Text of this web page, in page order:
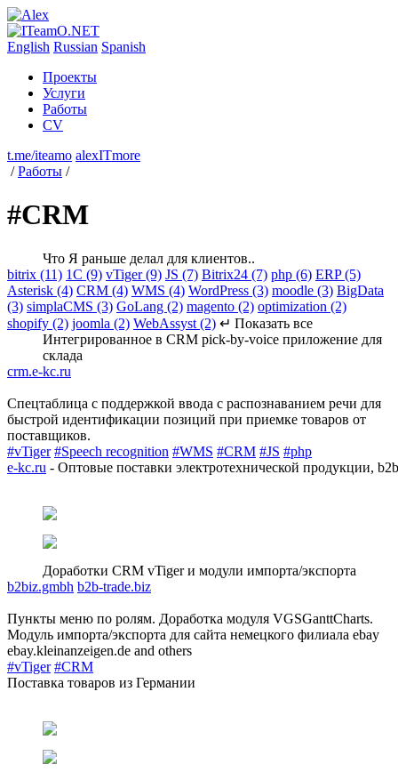
English Russian Spanish
Проекты
Услуги
Работы
CV
t.me/iteamo alexITmore
/ Работы /
#CRM
Что Я раньше делал для клиентов..
bitrix (11) 1C (9) vTiger (9) JS (7) Bitrix24 (7) php (6) ERP (5)
Asterisk (4) CRM (4) WMS (4) WordPress (3) moodle (3) BigData
(3) simplaCMS (3) GoLang (2) magento (2) optimization (2)
shopify (2) joomla (2) WebAssyst (2) ↵ Показать все
Интегрированное в CRM pick-by-voice приложение для
склада
crm.e-kc.ru
Спецтаблица с поддержкой ввода с распознаванием речи для
быстрой идентификации позиций при приемке товаров от
поставщиков.
#vTiger #Speech recognition #WMS #CRM #JS #php
e-kc.ru - Оптовые поставки электротехнической продукции,
Доработки CRM vTiger и модули импорта/экспорта
b2biz.gmbh b2b-trade.biz
Пункты меню по ролям. Доработка модуля VGSGanttCharts.
Модуль импорта/экспорта для сайта немецкого филиала ebay
ebay.kleinanzeigen.de and others
#vTiger #CRM
Поставка товаров из Германии